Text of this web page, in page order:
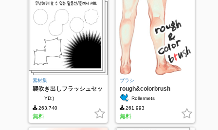
素材集
襲吹き出しフラッシュセッ
YD:)
263,740
無料
ブラシ
rough&colorbrush
Rollermets
261,993
無料